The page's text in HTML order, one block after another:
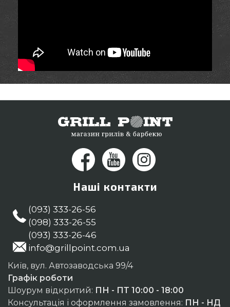
Наші контакти
(093) 333-26-56
(098) 333-26-55
(093) 333-26-46
info@grillpoint.com.ua
Київ, вул. Автозаводська 99/4
Графік роботи
Шоурум відкритий: ПН - ПТ 10:00 - 18:00
Консультація і оформлення замовлення: ПН - НД